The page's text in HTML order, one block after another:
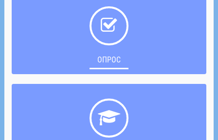
ОПРОС